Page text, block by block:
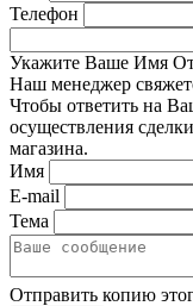
Телефон
Укажите Ваше Имя
Наш менеджер
Чтобы ответить на
осуществления
магазина.
Имя
E-mail
Тема
Отправить копию